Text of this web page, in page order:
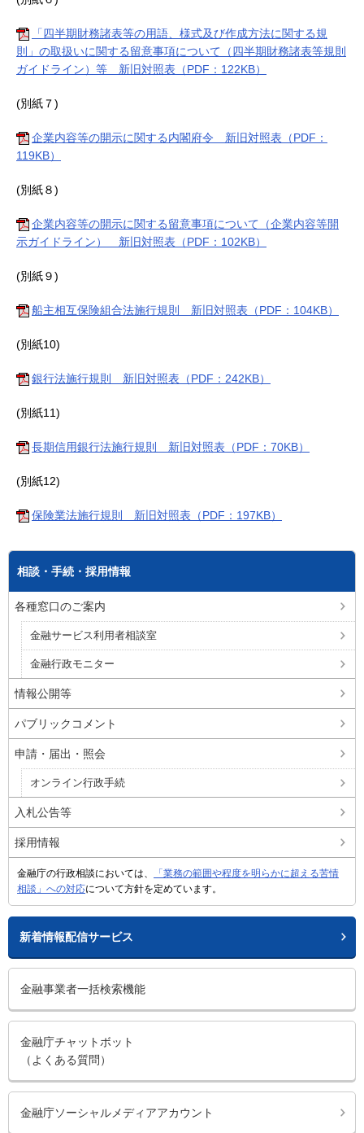
「四半期財務諸表等の用語、様式及び作成方法に関する規
則」の取扱いに関する留意事項について（四半期財務諸表等規則
ガイドライン）等 新旧対照表（PDF：122KB）
(別紙７)
企業内容等の開示に関する内閣府令 新旧対照表（PDF：
119KB）
(別紙８)
企業内容等の開示に関する留意事項について（企業内容等開
示ガイドライン） 新旧対照表（PDF：102KB）
(別紙９)
船主相互保険組合法施行規則 新旧対照表（PDF：104KB）
(別紙10)
銀行法施行規則 新旧対照表（PDF：242KB）
(別紙11)
長期信用銀行法施行規則 新旧対照表（PDF：70KB）
(別紙12)
保険業法施行規則 新旧対照表（PDF：197KB）
相談・手続・採用情報
各種窓口のご案内
金融サービス利用者相談室
金融行政モニター
情報公開等
パブリックコメント
申請・届出・照会
オンライン行政手続
入札公告等
採用情報
金融庁の行政相談においては、
「業務の範囲や程度を明らかに超える苦情
相談」への対応について方針を定めています。
新着情報配信サービス
金融事業者一括検索機能
金融庁チャットボット
（よくある質問）
金融庁ソーシャルメディアアカウント